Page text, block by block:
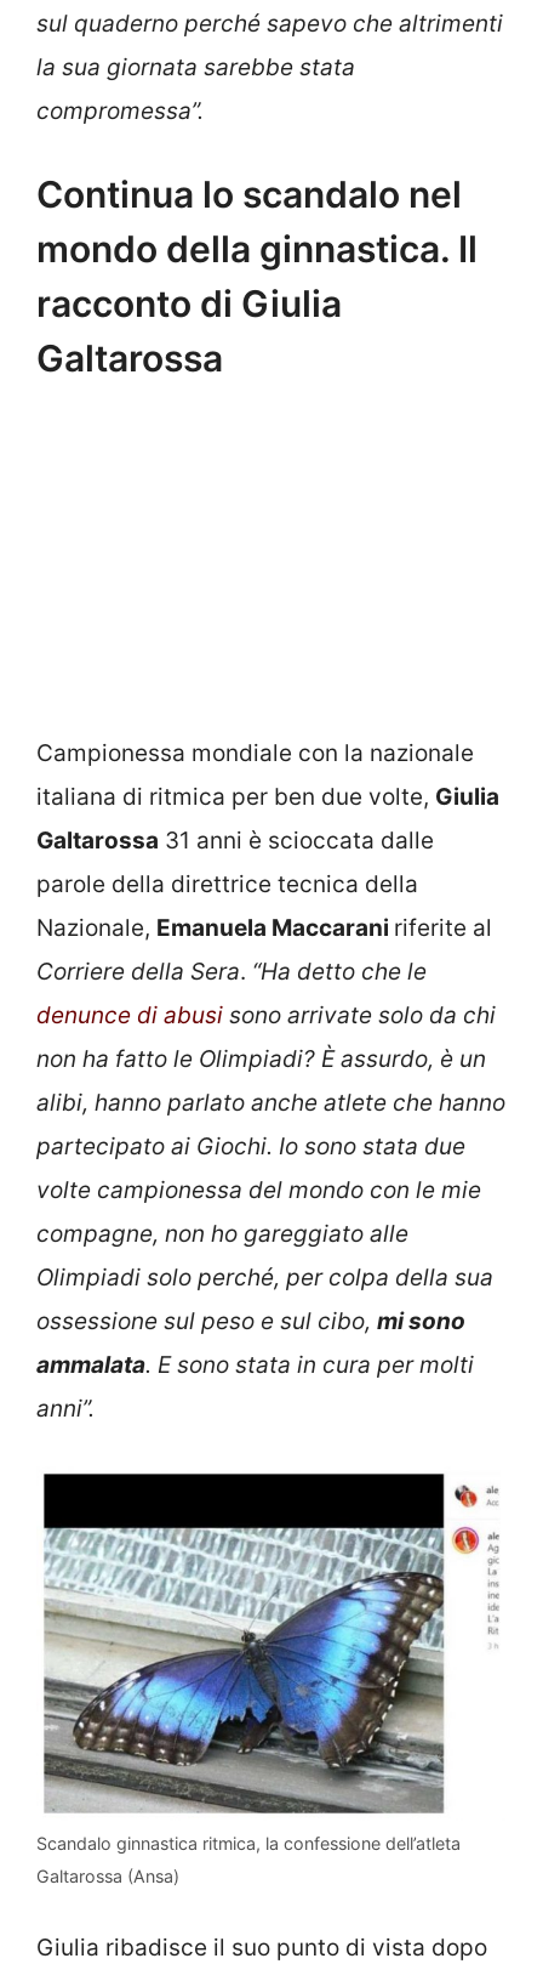
sul quaderno perché sapevo che altrimenti
la sua giornata sarebbe stata
compromessa”.
Continua lo scandalo nel
mondo della ginnastica. Il
racconto di Giulia
Galtarossa
Campionessa mondiale con la nazionale
italiana di ritmica per ben due volte, Giulia
Galtarossa 31 anni è scioccata dalle
parole della direttrice tecnica della
Nazionale, Emanuela Maccarani riferite al
Corriere della Sera. “Ha detto che le
denunce di abusi sono arrivate solo da chi
non ha fatto le Olimpiadi? È assurdo, è un
alibi, hanno parlato anche atlete che hanno
partecipato ai Giochi. Io sono stata due
volte campionessa del mondo con le mie
compagne, non ho gareggiato alle
Olimpiadi solo perché, per colpa della sua
ossessione sul peso e sul cibo, mi sono
ammalata. E sono stata in cura per molti
anni”.
Scandalo ginnastica ritmica, la confessione dell’atleta
Galtarossa (Ansa)
Giulia ribadisce il suo punto di vista dopo